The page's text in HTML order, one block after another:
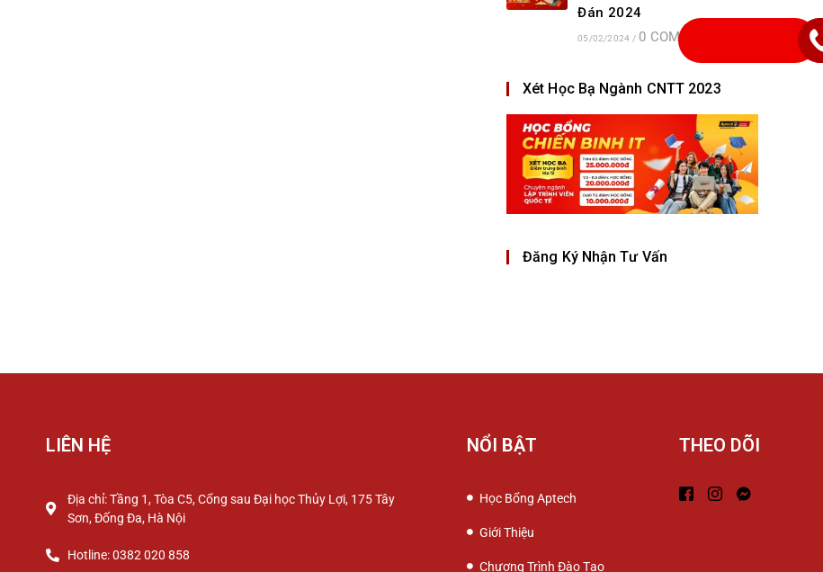
Đán 2024
05/02/2024 / 0 COMMENTS
Xét Học Bạ Ngành CNTT 2023
Đăng Ký Nhận Tư Vấn
LIÊN HỆ
Địa chỉ: Tầng 1, Tòa C5, Cổng sau Đại học Thủy Lợi, 175 Tây
Sơn, Đống Đa, Hà Nội
Hotline: 0382 020 858
NỔI BẬT
Học Bổng Aptech
Giới Thiệu
Chương Trình Đào Tạo
THEO DÕI